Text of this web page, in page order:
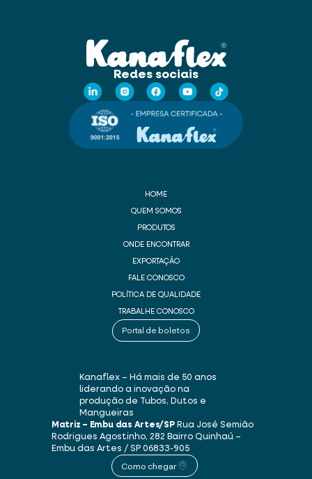
Redes sociais
HOME
QUEM SOMOS
PRODUTOS
ONDE ENCONTRAR
EXPORTAÇÃO
FALE CONOSCO
POLÍTICA DE QUALIDADE
TRABALHE CONOSCO
Portal de boletos
Kanaflex – Há mais de 50 anos
liderando a inovação na
produção de Tubos, Dutos e
Mangueiras
Matriz – Embu das Artes/SPRua José Semião
Rodrigues Agostinho, 282 Bairro Quinhaú –
Embu das Artes / SP06833-905
Como chegar